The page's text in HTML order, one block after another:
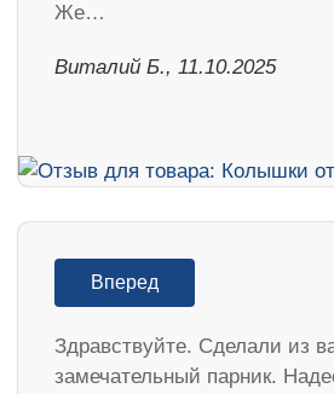
Же…
Виталий Б., 11.10.2025
Вперед
Здравствуйте. Сделали из
замечательный парник.